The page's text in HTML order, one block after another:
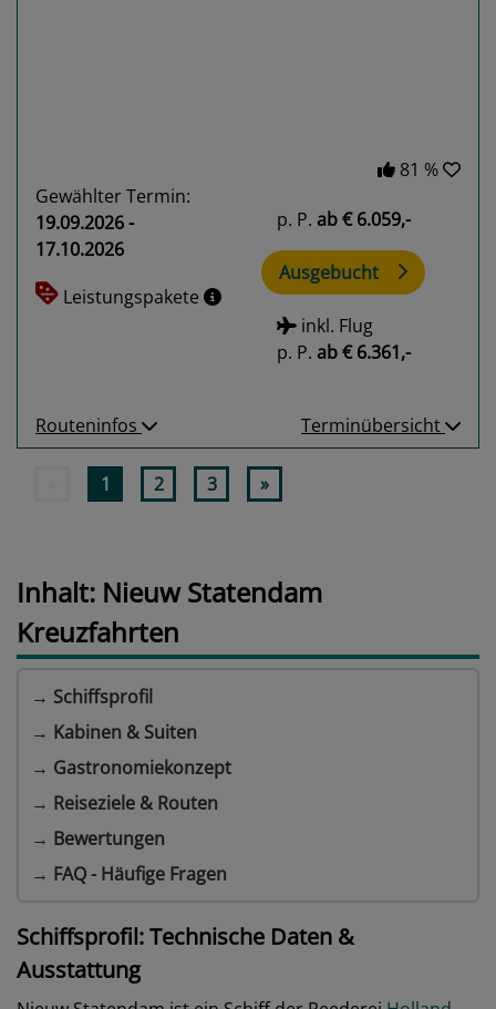
81 %
Gewählter Termin:
19.09.2026 -
17.10.2026
Leistungspakete
p. P. ab€ 6.059,-
Ausgebucht
inkl. Flug
p. P. ab€ 6.361,-
Routeninfos Terminübersicht
1 2 3 »
Inhalt: Nieuw Statendam
Kreuzfahrten
→ Schiffsprofil
→ Kabinen & Suiten
→ Gastronomiekonzept
→ Reiseziele & Routen
→ Bewertungen
→ FAQ - Häufige Fragen
Schiffsprofil: Technische Daten &
Ausstattung